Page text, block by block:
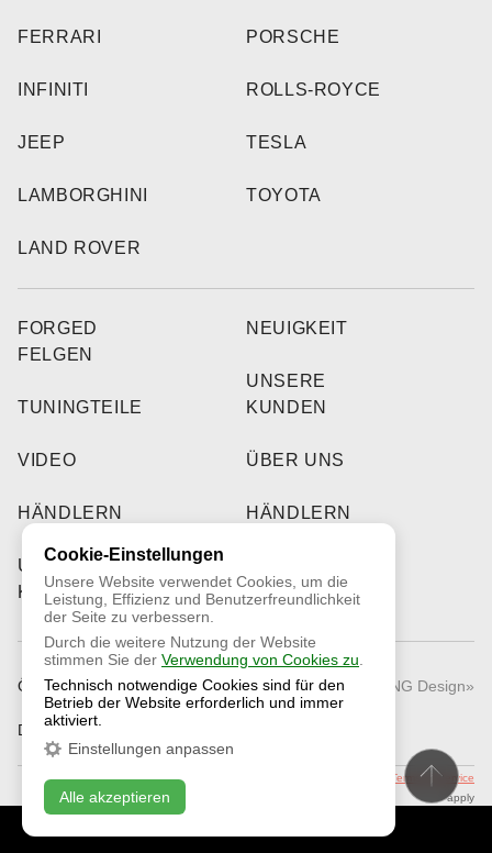
FERRARI
INFINITI
JEEP
LAMBORGHINI
LAND ROVER
PORSCHE
ROLLS-ROYCE
TESLA
TOYOTA
FORGED
FELGEN
TUNINGTEILE
VIDEO
HÄNDLERN
UNSERE
KUNDEN
NEUIGKEIT
UNSERE
KUNDEN
ÜBER UNS
HÄNDLERN
© 2026 «RNG Design»
Öffentliches Angebot
Datenschutzrichtlinie
This site is protected by reCAPTCHA and the Google
Terms of Service
apply
Cookie-Einstellungen
Unsere Website verwendet Cookies, um die
Leistung, Effizienz und Benutzerfreundlichkeit
der Seite zu verbessern.
Durch die weitere Nutzung der Website
stimmen Sie der Verwendung von Cookies zu
Technisch notwendige Cookies sind für den
Betrieb der Website erforderlich und immer
aktiviert.
Einstellungen anpassen
Alle akzeptieren